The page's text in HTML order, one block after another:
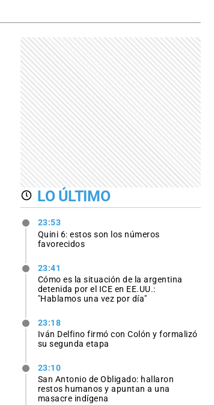
LO ÚLTIMO
23:53
Quini 6: estos son los números
favorecidos
23:41
Cómo es la situación de la argentina
detenida por el ICE en EE.UU.:
"Hablamos una vez por día"
23:18
Iván Delfino firmó con Colón y formalizó
su segunda etapa
23:10
San Antonio de Obligado: hallaron
restos humanos y apuntan a una
masacre indígena